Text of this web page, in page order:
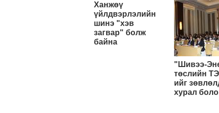
Ханжөү
үйлдвэрлэлийн
шинэ "хэв
загвар" болж
байна
"Шивээ-
төслийн
ийг
хурал